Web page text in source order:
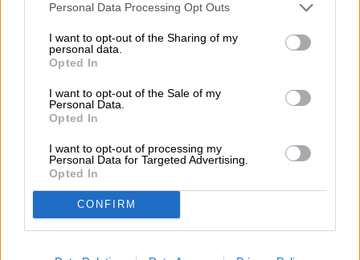
Personal Data Processing Opt Outs
I want to opt-out of the Sharing of my
personal data.
Opted In
I want to opt-out of the Sale of my
Personal Data.
Opted In
I want to opt-out of processing my
Personal Data for Targeted Advertising.
Opted In
CONFIRM
Japón